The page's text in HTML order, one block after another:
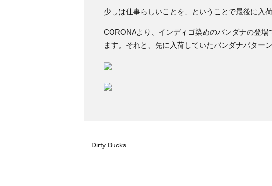
少しは仕事らしいことを、ということで最後に入荷
CORONAより、インディゴ染めのバンダナの登
ます。それと、先に入荷していたバンダナパター
Dirty Bucks